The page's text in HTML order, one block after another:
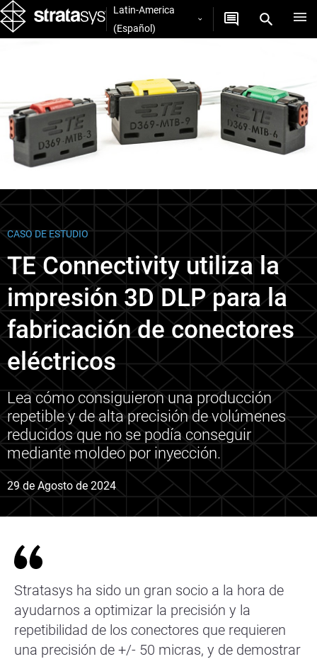
Latin-America
(Español)
CASO DE ESTUDIO
TE Connectivity utiliza la
impresión 3D DLP para la
fabricación de conectores
eléctricos
Lea cómo consiguieron una producción
repetible y de alta precisión de volúmenes
reducidos que no se podía conseguir
mediante moldeo por inyección.
29 de Agosto de 2024
Stratasys ha sido un gran socio a la hora de
ayudarnos a optimizar la precisión y la
repetibilidad de los conectores que requieren
una precisión de +/- 50 micras, y de demostrar